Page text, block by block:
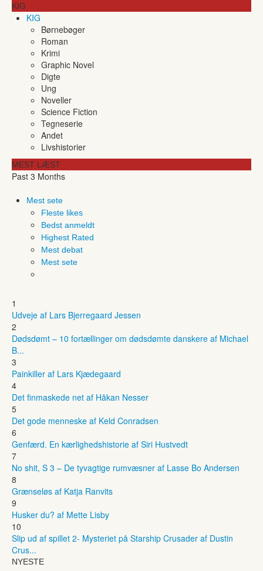
KIG
KIG
Børnebøger
Roman
Krimi
Graphic Novel
Digte
Ung
Noveller
Science Fiction
Tegneserie
Andet
Livshistorier
MEST LÆST
Past 3 Months
Mest sete
Fleste likes
Bedst anmeldt
Highest Rated
Mest debat
Mest sete
1
Udveje af Lars Bjerregaard Jessen
2
Dødsdømt – 10 fortællinger om dødsdømte danskere af Michael
B...
3
Painkiller af Lars Kjædegaard
4
Det finmaskede net af Håkan Nesser
5
Det gode menneske af Keld Conradsen
6
Genfærd. En kærlighedshistorie af Siri Hustvedt
7
No shit, S 3 – De tyvagtige rumvæsner af Lasse Bo Andersen
8
Grænseløs af Katja Ranvits
9
Husker du? af Mette Lisby
10
Slip ud af spillet 2- Mysteriet på Starship Crusader af Dustin
Crus...
NYESTE